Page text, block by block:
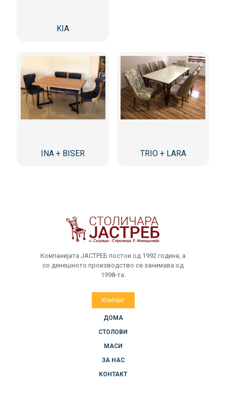
KIA
INA + BISER TRIO + LARA
Компанијата ЈАСТРЕБ постои од 1992 година, а
со денешното производство се занимава од
1998-та.
Контакт
ДОМА
СТОЛОВИ
МАСИ
ЗА НАС
КОНТАКТ